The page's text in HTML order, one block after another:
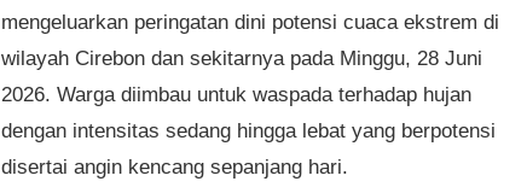
mengeluarkan peringatan dini potensi cuaca ekstrem di
wilayah Cirebon dan sekitarnya pada Minggu, 28 Juni
2026. Warga diimbau untuk waspada terhadap hujan
dengan intensitas sedang hingga lebat yang berpotensi
disertai angin kencang sepanjang hari.